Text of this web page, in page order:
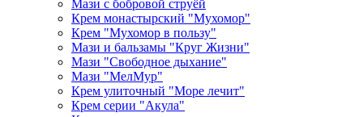
Мази с бобровой струёй
Крем монастырский "Мухомор"
Крем "Мухомор в пользу"
Мази и бальзамы "Круг Жизни"
Мази "Свободное дыхание"
Мази "МелМур"
Крем улиточный "Море лечит"
Крем серии "Акула"